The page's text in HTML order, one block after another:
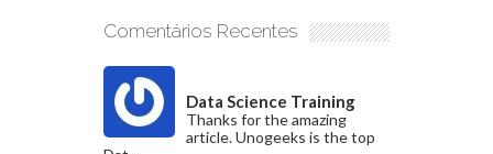
Comentários Recentes
Data Science Training
Thanks for the amazing
article. Unogeeks is the top